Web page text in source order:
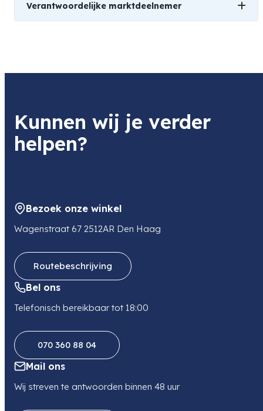
Gewicht
Verantwoordelijke marktdeelnemer
Product
4418B001AA
Item code leverancier
4418B001
Adres
E-mail
ordermanagementnl@canon-europe.com
Kunnen wij je verder
helpen?
Bezoek onze winkel
Wagenstraat 67 2512AR Den Haag
Routebeschrijving
Bel ons
Telefonisch bereikbaar tot 18:00
070 360 88 04
Mail ons
Wij streven te antwoorden binnen 48 uur